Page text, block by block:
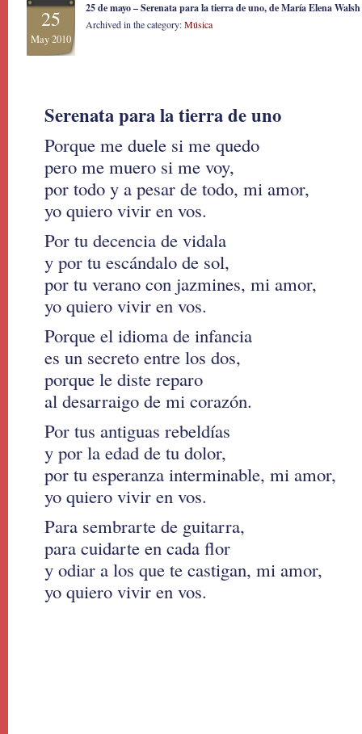
25
May 2010
25 de mayo – Serenata para la tierra de uno, de María Elena Walsh
Archived in the category:Música
Serenata para la tierra de uno
Porque me duele si me quedo
pero me muero si me voy,
por todo y a pesar de todo, mi amor,
yo quiero vivir en vos.
Por tu decencia de vidala
y por tu escándalo de sol,
por tu verano con jazmines, mi amor,
yo quiero vivir en vos.
Porque el idioma de infancia
es un secreto entre los dos,
porque le diste reparo
al desarraigo de mi corazón.
Por tus antiguas rebeldías
y por la edad de tu dolor,
por tu esperanza interminable, mi amor,
yo quiero vivir en vos.
Para sembrarte de guitarra,
para cuidarte en cada flor
y odiar a los que te castigan, mi amor,
yo quiero vivir en vos.